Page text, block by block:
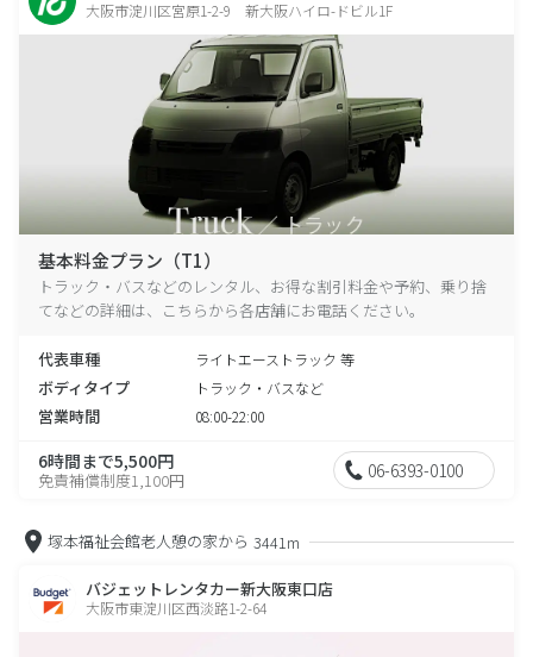
大阪市淀川区宮原1-2-9 新大阪ハイロ-ドビル1F
基本料金プラン（T1）
トラック・バスなどのレンタル、お得な割引料金や予約、乗り捨
てなどの詳細は、こちらから各店舗にお電話ください。
代表車種 ライトエーストラック 等
ボディタイプ トラック・バスなど
営業時間 08:00-22:00
6時間まで5,500円
免責補償制度1,100円 06-6393-0100
塚本福祉会館老人憩の家から 3441m
バジェットレンタカー新大阪東口店
大阪市東淀川区西淡路1-2-64